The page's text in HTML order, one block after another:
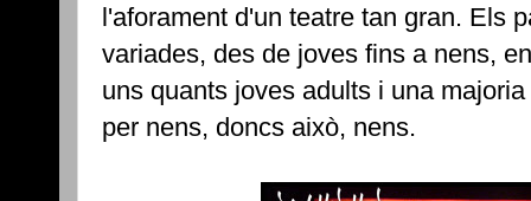
l'aforament d'un teatre tan gran. Els
variades, des de joves fins a nens,
uns quants joves adults i una
per nens, doncs això, nens.